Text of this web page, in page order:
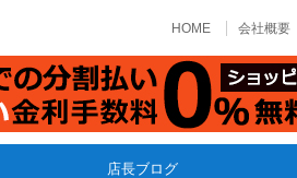
HOME 会社概要
店長ブログ